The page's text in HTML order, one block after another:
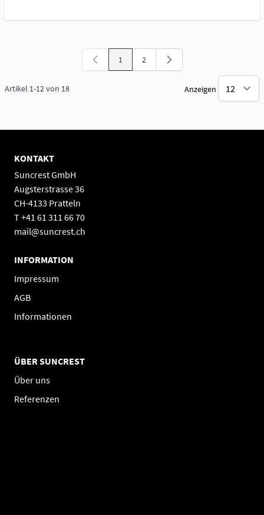
Artikel 1-12von 18
Sie lesen gerade Seite
1 Seite
2
Anzeigen
KONTAKT
Suncrest GmbH
Augsterstrasse 36
CH-4133 Pratteln
T +41 61 311 66 70
mail@suncrest.ch
INFORMATION
Impressum
AGB
Informationen
ÜBER SUNCREST
Über uns
Referenzen